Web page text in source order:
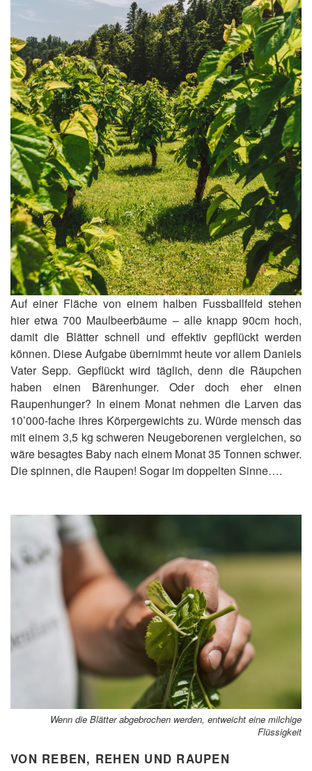
Auf einer Fläche von einem halben Fussballfeld stehen
hier etwa 700 Maulbeerbäume ­– alle knapp 90cm hoch,
damit die Blätter schnell und effektiv gepflückt werden
können. Diese Aufgabe übernimmt heute vor allem Daniels
Vater Sepp. Gepflückt wird täglich, denn die Räupchen
haben einen Bärenhunger. Oder doch eher einen
Raupenhunger? In einem Monat nehmen die Larven das
10’000-fache ihres Körpergewichts zu. Würde mensch das
mit einem 3,5 kg schweren Neugeborenen vergleichen, so
wäre besagtes Baby nach einem Monat 35 Tonnen schwer.
Die spinnen, die Raupen! ­Sogar im doppelten Sinne….
Wenn die Blätter abgebrochen werden, entweicht eine milchige
Flüssigkeit
VON REBEN, REHEN UND RAUPEN